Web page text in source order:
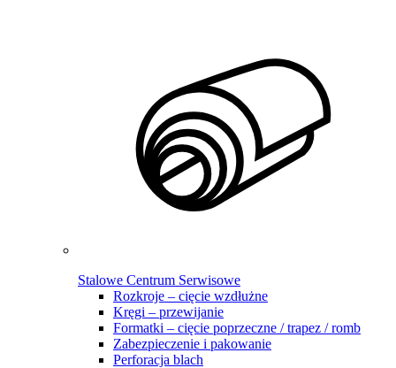
Stalowe Centrum Serwisowe
Rozkroje – cięcie wzdłużne
Kręgi – przewijanie
Formatki – cięcie poprzeczne / trapez / romb
Zabezpieczenie i pakowanie
Perforacja blach